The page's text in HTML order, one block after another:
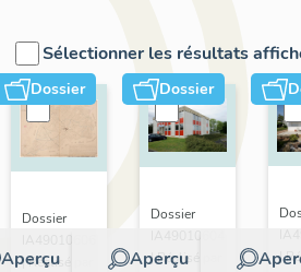
Sélectionner les résultats
Dossier
Aperçu
Dossier
| Réalisé par
Dossier
Aperçu
Dossier
IA49010604
| Réalisé par
|